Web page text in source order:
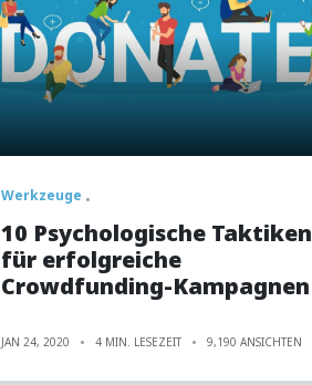
Werkzeuge
10 Psychologische Taktiken
für erfolgreiche
Crowdfunding-Kampagnen
JAN 24, 2020 4 MIN. LESEZEIT 9,190 ANSICHTEN